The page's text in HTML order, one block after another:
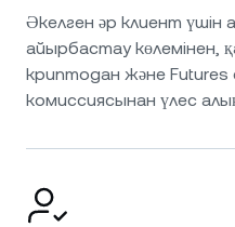
Әкелген әр клиент үшін
айырбастау көлемінен,
криптодан және Futures
комиссиясынан үлес